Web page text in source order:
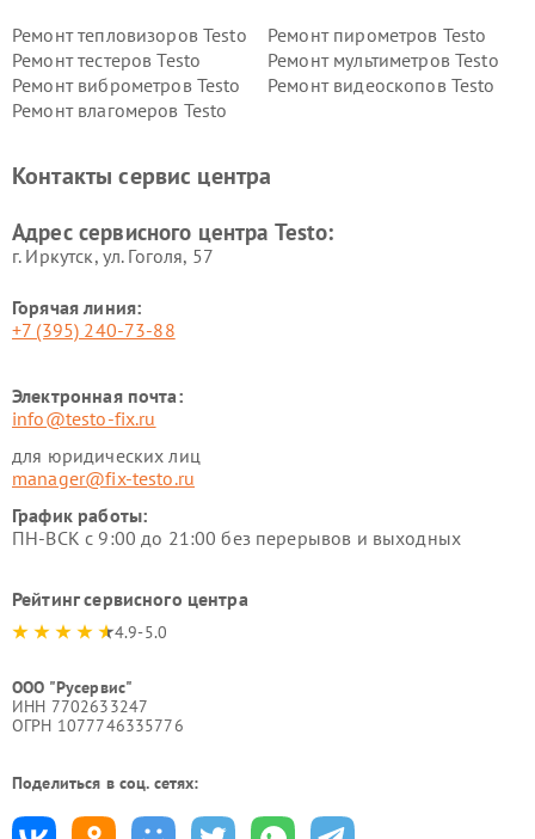
Ремонт тепловизоров Testo
Ремонт пирометров Testo
Ремонт тестеров Testo
Ремонт мультиметров Testo
Ремонт виброметров Testo
Ремонт видеоскопов Testo
Ремонт влагомеров Testo
Контакты сервис центра
Адрес сервисного центра Testo:
г. Иркутск, ул. ​Гоголя, 57
Горячая линия:
+7 (395) 240-73-88
Электронная почта:
info@testo-fix.ru
для юридических лиц
manager@fix-testo.ru
График работы:
ПН-ВСК с 9:00 до 21:00 без перерывов и выходных
Рейтинг сервисного центра
4.9-5.0
ООО "Русервис"
ИНН 7702633247
ОГРН 1077746335776
Поделиться в соц. сетях: